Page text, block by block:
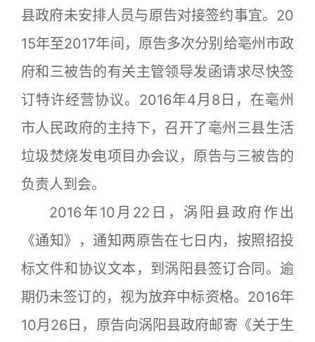
县政府未安排人员与原告对接签约事宜。20
15年至2017年间，原告多次分别给亳州市政
府和三被告的有关主管领导发函请求尽快签
订特许经营协议。2016年4月8日，在亳州
市人民政府的主持下，召开了亳州三县生活
垃圾焚烧发电项目办会议，原告与三被告的
负责人到会。
2016年10月22日，涡阳县政府作出
《通知》，通知两原告在七日内，按照招投
标文件和协议文本，到涡阳县签订合同。逾
期仍未签订的，视为放弃中标资格。2016年
10月26日，原告向涡阳县政府邮寄《关于生